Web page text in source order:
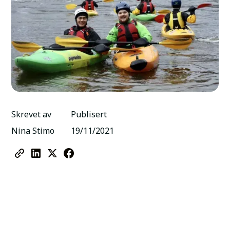
Skrevet av
Nina Stimo
Publisert
19/11/2021